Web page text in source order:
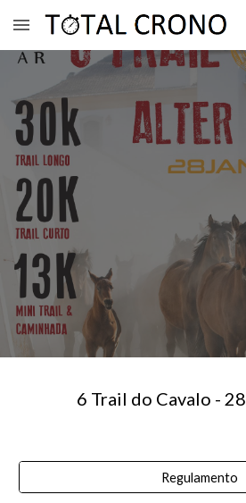
Skip to main content
6 Trail do Cavalo - 28
Regulamento